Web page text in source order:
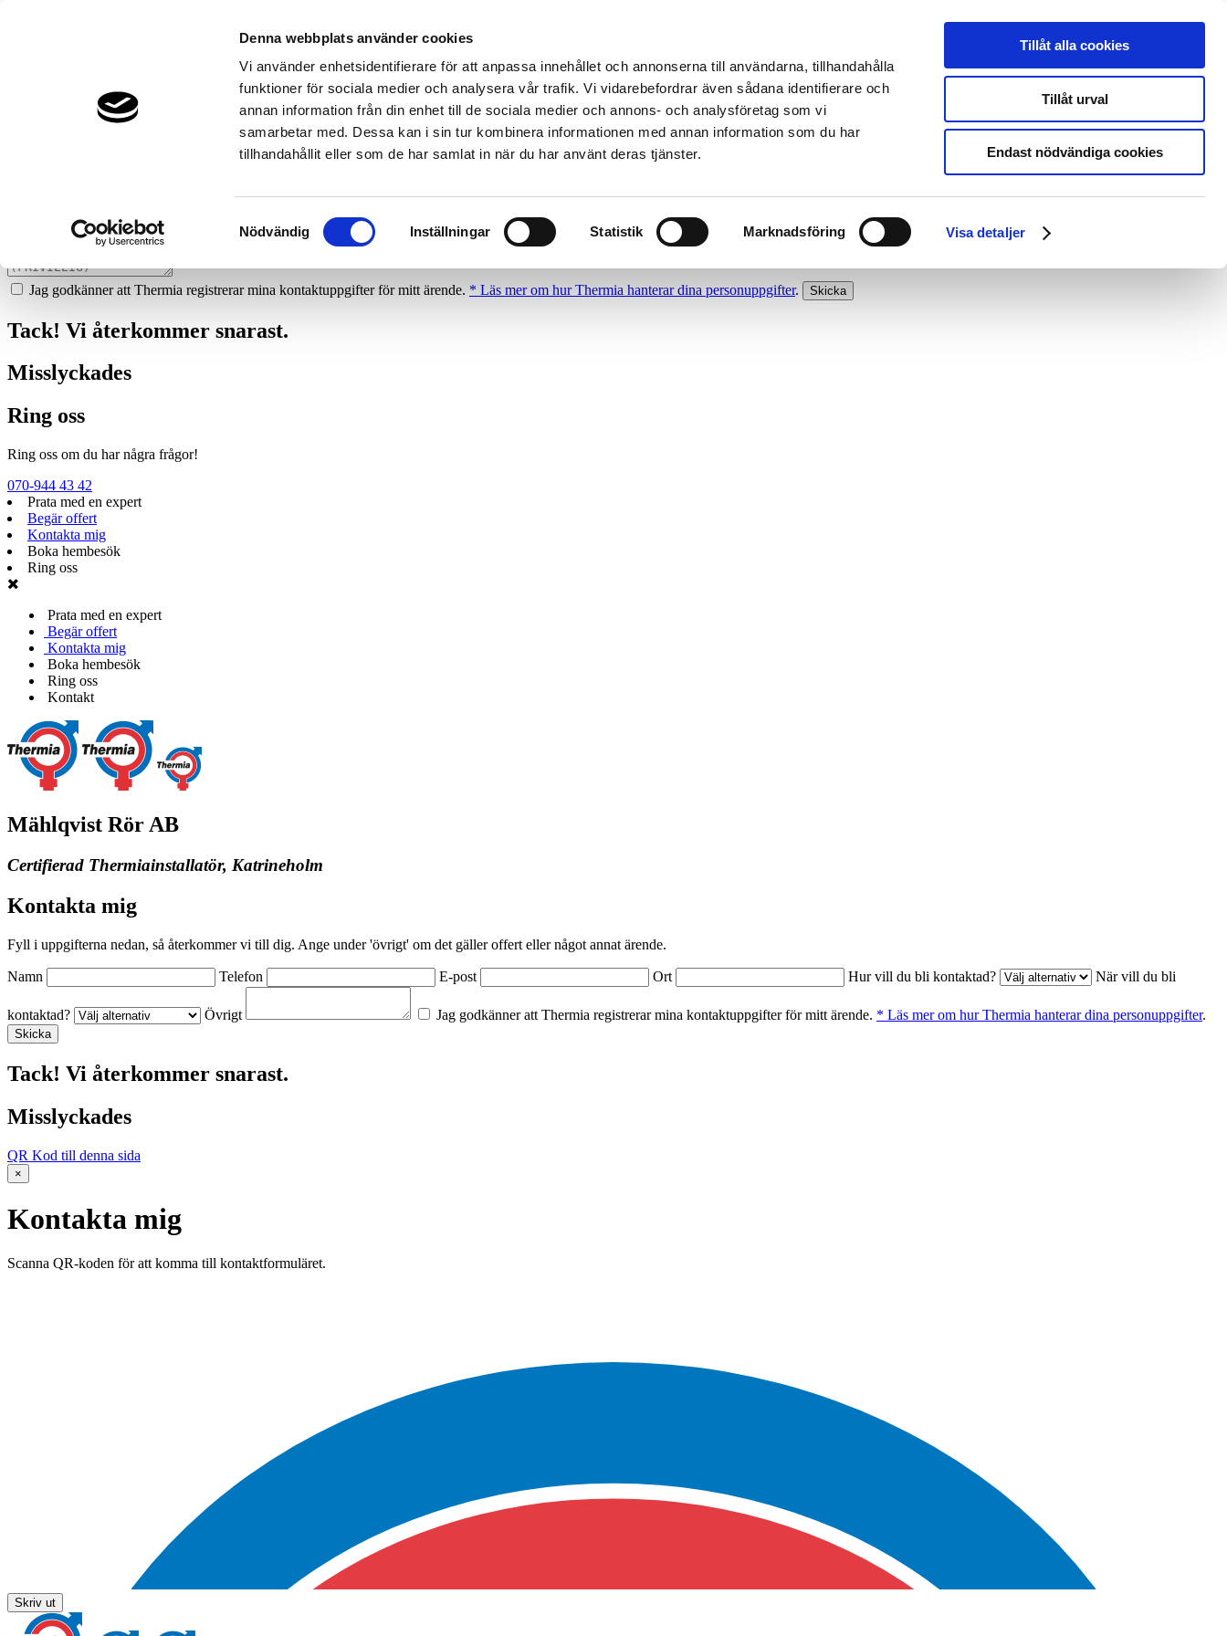
Denna webbplats använder cookies
Vi använder enhetsidentifierare för att anpassa innehållet och annonserna till användarna, tillhandahålla
funktioner för sociala medier och analysera vår trafik. Vi vidarebefordrar även sådana identifierare och
annan information från din enhet till de sociala medier och annons- och analysföretag som vi
samarbetar med. Dessa kan i sin tur kombinera informationen med annan information som du har
tillhandahållit eller som de har samlat in när du har använt deras tjänster.
Samtyckesval
Nödvändig Inställningar Statistik Marknadsföring Visa detaljer
Tillåt alla cookies
Tillåt urval
Endast nödvändiga cookies
Vi ger dig gärna goda råd - helt kostnadsfritt.
Vi hjälper dig att räkna ut mycket du kan spara med en värmepump!
Jag godkänner att Thermia registrerar mina kontaktuppgifter för mitt ärende. * Läs mer om hur Thermia hanterar dina personuppgifter.
Tack! Vi återkommer snarast.
Misslyckades
Ring oss
Ring oss om du har några frågor!
070-944 43 42
Prata med en expert
Begär offert
Kontakta mig
Boka hembesök
Ring oss
Prata med en expert
Begär offert
Kontakta mig
Boka hembesök
Ring oss
Kontakt
Mählqvist Rör AB
Certifierad Thermiainstallatör, Katrineholm
Kontakta mig
Fyll i uppgifterna nedan, så återkommer vi till dig. Ange under 'övrigt' om det gäller offert eller något annat ärende.
Namn Telefon E-post Ort Hur vill du bli kontaktad? När vill du bli
kontaktad? Övrigt Jag godkänner att Thermia registrerar mina kontaktuppgifter för mitt ärende. * Läs mer om hur Thermia hanterar dina personuppgifter.
Tack! Vi återkommer snarast.
Misslyckades
QR Kod till denna sida
×
Kontakta mig
Scanna QR-koden för att komma till kontaktformuläret.
Skriv ut